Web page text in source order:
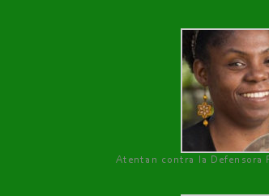
Atentan contra la Defensora